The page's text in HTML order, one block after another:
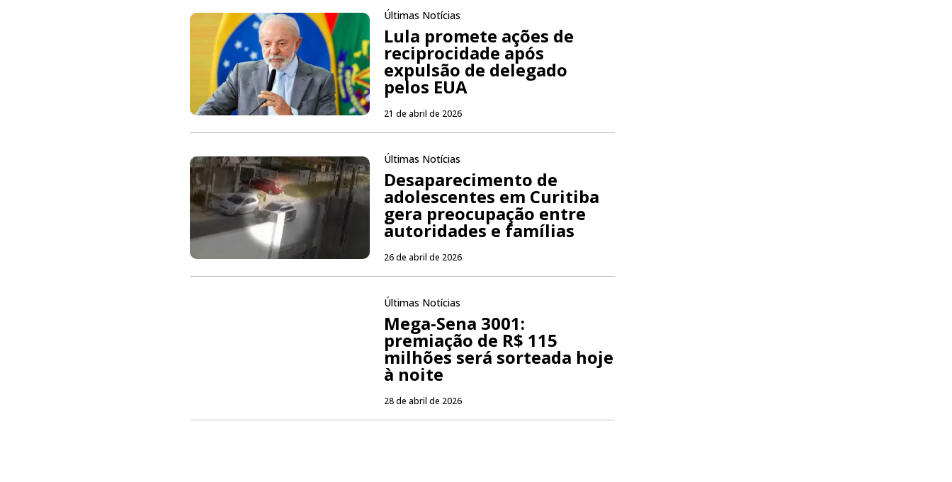
Últimas Notícias
Lula promete ações de
reciprocidade após
expulsão de delegado
pelos EUA
21 de abril de 2026
Últimas Notícias
Desaparecimento de
adolescentes em Curitiba
gera preocupação entre
autoridades e famílias
26 de abril de 2026
Últimas Notícias
Mega-Sena 3001:
premiação de R$ 115
milhões será sorteada hoje
à noite
28 de abril de 2026